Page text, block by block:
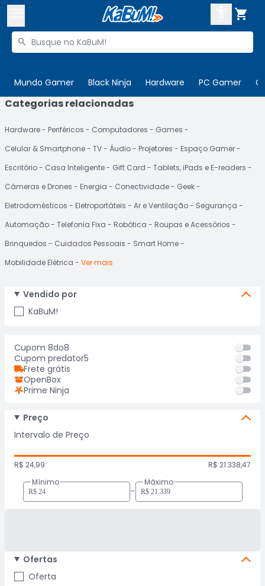

Buscar produtos

Mundo Gamer Black Ninja Hardware PC Gamer
Olá. Acesse sua conta
 Departamentos
Cupons
Mais Vendidos
ENTRE
CADASTRE-SE
Categorias relacionadas
Hardware Periféricos Computadores
Games
Celular & Smartphone
TV Áudio Projetores
Espaço Gamer
Escritório
Casa Inteligente Gift Card
Tablets, iPads e E-readers
Câmeras e Drones
Energia Conectividade
Geek
Eletrodomésticos
Eletroportáteis Ar e Ventilação
Segurança
Automação
Telefonia Fixa Robótica
Roupas e Acessórios
Brinquedos
Cuidados Pessoais
Smart Home
Mobilidade Elétrica
Ver mais
Vendido por
KaBuM!
Cupom 8do8
Cupom predator5
Frete grátis
OpenBox
Prime Ninja
Preço
Intervalo de Preço
R$ 24,99
R$ 21.338,47
Mínimo
-
Máximo
Ofertas
Oferta